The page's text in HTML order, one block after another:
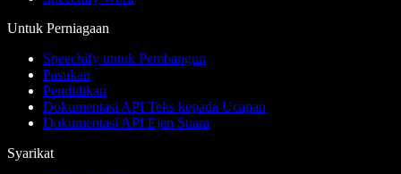
Untuk Perniagaan
Speechify untuk Pembangun
Pasukan
Pendidikan
Dokumentasi API Teks kepada Ucapan
Dokumentasi API Ejen Suara
Syarikat